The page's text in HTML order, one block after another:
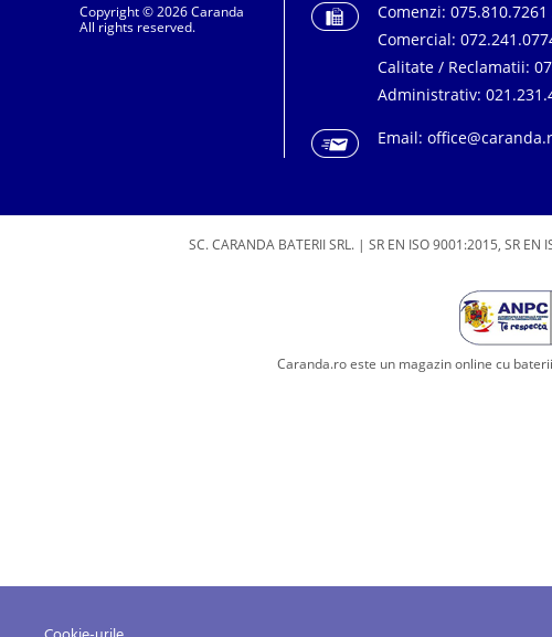
Redresoare
Copyright © 2026 Caranda
All rights reserved.
Comenzi:
Comercial:
Calitate / Reclamatii:
Administrativ:
Email:
SC. CARANDA BATERII SRL. | SR EN ISO 9001:2015, SR
Caranda.ro este un magazin online cu